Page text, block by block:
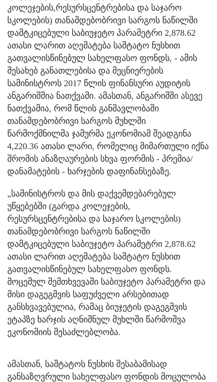
კოლეჯების,რესურსცენტრებისა და საჯარო
სკოლების) თანამდებობრივი სარგოს ნაწილში
დამტკიცებული საბიუჯეტო პარამეტრი 2,878.62
ათასი ლარით აღემატება საშტატო ნუსხით
გათვალისწინებულ სახელფასო ფონდს, - ამის
შესახებ განათლებისა და მეცნიერების
სამინისტროს 2017 წლის ფინანსური აუდიტის
ანგარიშშია ნათქვამი. ამასთან, ანგარიშში ასევე
ნათქვამია, რომ წლის განმავლობაში
თანამდებობრივი სარგოს მუხლში
წარმოქმნილმა ჯამურმა ეკონომიამ შეადგინა
4,220.36 ათასი ლარი, რომელიც მიმართული იქნა
შრომის ანაზღაურების სხვა ფორმის - პრემია/
დანამატების - ხარჯების დაფინანსებაზე.
„სამინისტროს და მის დაქვემდებარებულ
უწყებებში (გარდა კოლეჯების,
რესურსცენტრებისა და საჯარო სკოლების)
თანამდებობრივი სარგოს ნაწილში
დამტკიცებული საბიუჯეტო პარამეტრი 2,878.62
ათასი ლარით აღემატება საშტატო ნუსხით
გათვალისწინებულ სახელფასო ფონდს.
მოცემულ შემთხვევაში საბიუჯეტო პარამეტრი და
მისი დაგეგმვის საფუძველი არსებითად
განსხვავებულია, რამაც ბიუჯეტის დაგეგმვის
ეტაპზე ხარჯის აღნიშნულ მუხლში წარმოშვა
ეკონომიის შესაძლებლობა.
ამასთან, საშტატოს ნუსხის შესაბამისად
განსაზღვრული სახელფასო ფონდის მოცულობა